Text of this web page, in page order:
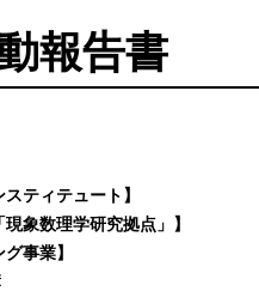
報告書
ティテュート】
象数理学研究拠点」】
事業】